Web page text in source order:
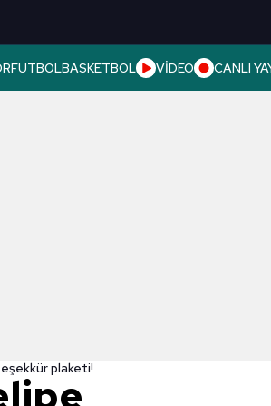
FUTBOLBASKETBOL VİDEO CANLI
plaketi!